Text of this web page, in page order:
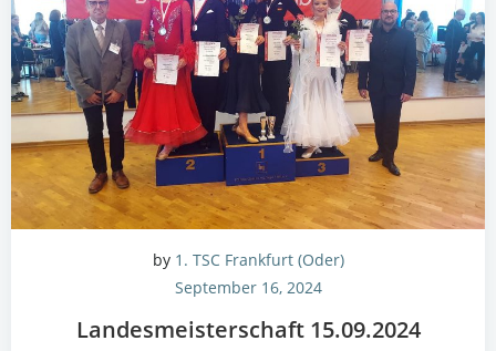
by 1. TSC Frankfurt (Oder)
September 16, 2024
Lan­des­meis­ter­schaft 15.09.2024